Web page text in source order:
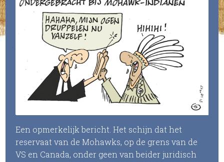
Een opmerkelijk bericht. Het schijn dat het
reservaat van de Mohawks, op de grens van de
VS en Canada, onder geen van beider juridisch